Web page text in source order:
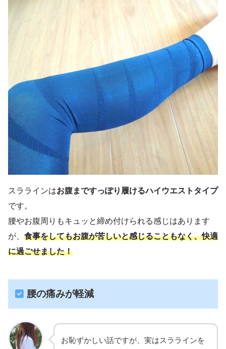
スララインはお腹まですっぽり履けるハイウエストタイプ
です。
腰やお腹周りもキュッと締め付けられる感じはあります
が、 食事をしてもお腹が苦しいと感じることもなく、快適
に過ごせました！
腰の痛みが軽減
お恥ずかしい話ですが、実はスララインを